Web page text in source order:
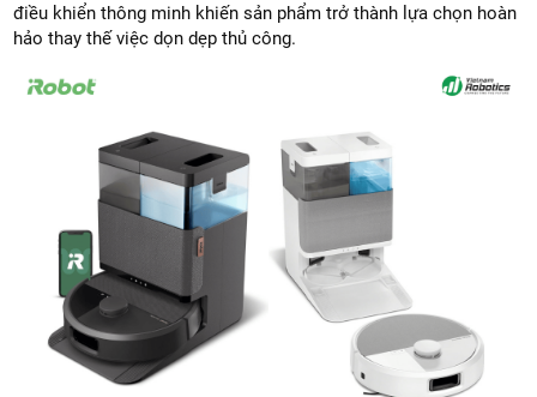
điều khiển thông minh khiến sản phẩm trở thành lựa chọn hoàn
hảo thay thế việc dọn dẹp thủ công.